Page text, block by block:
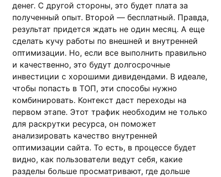
денег. С другой стороны, это будет плата за
полученный опыт. Второй — бесплатный. Правда,
результат придется ждать не один месяц. А еще
сделать кучу работы по внешней и внутренней
оптимизации. Но, если все выполнить правильно
и качественно, это будут долгосрочные
инвестиции с хорошими дивидендами. В идеале,
чтобы попасть в ТОП, эти способы нужно
комбинировать. Контекст даст переходы на
первом этапе. Этот трафик необходим не только
для раскрутки ресурса, он поможет
анализировать качество внутренней
оптимизации сайта. То есть, в процессе будет
видно, как пользователи ведут себя, какие
разделы больше просматривают, где дольше